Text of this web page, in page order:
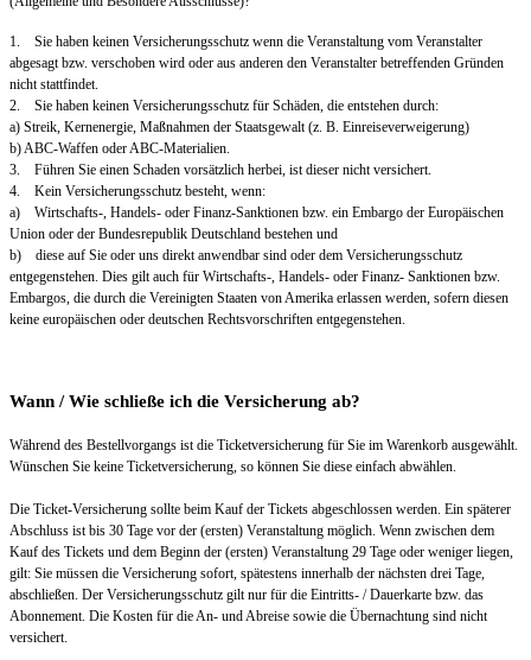
1. Sie haben keinen Versicherungsschutz wenn die Veranstaltung vom Veranstalter
abgesagt bzw. verschoben wird oder aus anderen den Veranstalter betreffenden Gründen
nicht stattfindet.
2. Sie haben keinen Versicherungsschutz für Schäden, die entstehen durch:
a) Streik, Kernenergie, Maßnahmen der Staatsgewalt (z. B. Einreiseverweigerung)
b) ABC-Waffen oder ABC-Materialien.
3. Führen Sie einen Schaden vorsätzlich herbei, ist dieser nicht versichert.
4. Kein Versicherungsschutz besteht, wenn:
a) Wirtschafts-, Handels- oder Finanz-Sanktionen bzw. ein Embargo der Europäischen
Union oder der Bundesrepublik Deutschland bestehen und
b) diese auf Sie oder uns direkt anwendbar sind oder dem Versicherungsschutz
entgegenstehen. Dies gilt auch für Wirtschafts-, Handels- oder Finanz- Sanktionen bzw.
Embargos, die durch die Vereinigten Staaten von Amerika erlassen werden, sofern diesen
keine europäischen oder deutschen Rechtsvorschriften entgegenstehen.
Wann / Wie schließe ich die Versicherung ab?
Während des Bestellvorgangs ist die Ticketversicherung für Sie im Warenkorb ausgewählt.
Wünschen Sie keine Ticketversicherung, so können Sie diese einfach abwählen.
Die Ticket-Versicherung sollte beim Kauf der Tickets abgeschlossen werden. Ein späterer
Abschluss ist bis 30 Tage vor der (ersten) Veranstaltung möglich. Wenn zwischen dem
Kauf des Tickets und dem Beginn der (ersten) Veranstaltung 29 Tage oder weniger liegen,
gilt: Sie müssen die Versicherung sofort, spätestens innerhalb der nächsten drei Tage,
abschließen. Der Versicherungsschutz gilt nur für die Eintritts- / Dauerkarte bzw. das
Abonnement. Die Kosten für die An- und Abreise sowie die Übernachtung sind nicht
versichert.